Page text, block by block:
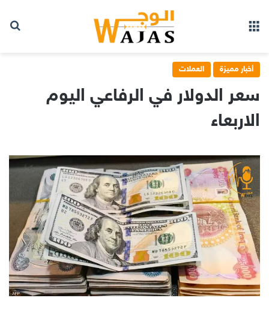
أخبار مميزة العملات
سعر الدولار في الرفاعي اليوم
الاربعاء